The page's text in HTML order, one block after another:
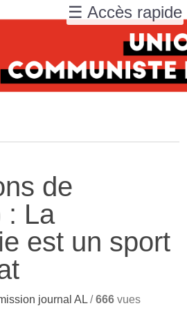
de
: La
est un sport
journal AL /666 vues
☰ Accès rapide